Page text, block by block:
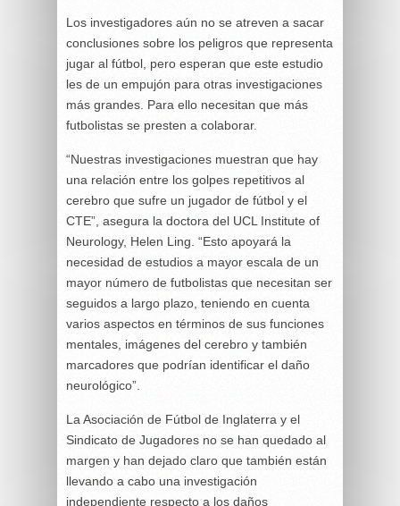
Los investigadores aún no se atreven a sacar
conclusiones sobre los peligros que representa
jugar al fútbol, pero esperan que este estudio
les de un empujón para otras investigaciones
más grandes. Para ello necesitan que más
futbolistas se presten a colaborar.
“Nuestras investigaciones muestran que hay
una relación entre los golpes repetitivos al
cerebro que sufre un jugador de fútbol y el
CTE”, asegura la doctora del UCL Institute of
Neurology, Helen Ling. “Esto apoyará la
necesidad de estudios a mayor escala de un
mayor número de futbolistas que necesitan ser
seguidos a largo plazo, teniendo en cuenta
varios aspectos en términos de sus funciones
mentales, imágenes del cerebro y también
marcadores que podrían identificar el daño
neurológico”.
La Asociación de Fútbol de Inglaterra y el
Sindicato de Jugadores no se han quedado al
margen y han dejado claro que también están
llevando a cabo una investigación
independiente respecto a los daños